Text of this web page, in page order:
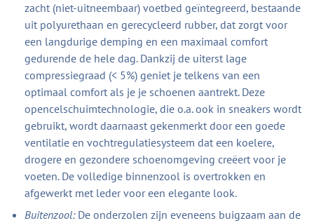
zacht (niet-uitneembaar) voetbed geïntegreerd, bestaande
uit polyurethaan en gerecycleerd rubber, dat zorgt voor
een langdurige demping en een maximaal comfort
gedurende de hele dag. Dankzij de uiterst lage
compressiegraad (< 5%) geniet je telkens van een
optimaal comfort als je je schoenen aantrekt. Deze
opencelschuimtechnologie, die o.a. ook in sneakers wordt
gebruikt, wordt daarnaast gekenmerkt door een goede
ventilatie en vochtregulatiesysteem dat een koelere,
drogere en gezondere schoenomgeving creëert voor je
voeten. De volledige binnenzool is overtrokken en
afgewerkt met leder voor een elegante look.
Buitenzool:De onderzolen zijn eveneens buigzaam aan de